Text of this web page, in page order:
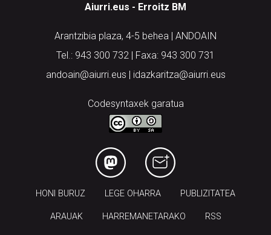
Aiurri.eus - Erroitz BM
Arantzibia plaza, 4-5 behea | ANDOAIN
Tel.: 943 300 732 | Faxa: 943 300 731
andoain@aiurri.eus | idazkaritza@aiurri.eus
Codesyntaxek garatua
HONI BURUZ LEGE OHARRA PUBLIZITATEA
ARAUAK HARREMANETARAKO RSS